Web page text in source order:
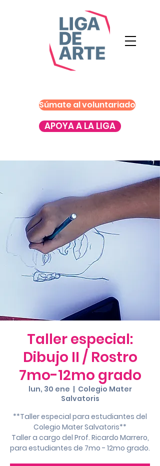
Súmate al voluntariado
APOYA A LA LIGA
Taller especial:
Dibujo II / Rostro
7mo-12mo grado
lun, 30 ene
  |
Colegio Mater
Salvatoris
**Taller especial para estudiantes del
Colegio Mater Salvatoris**
Taller a cargo del Prof. Ricardo Marrero,
para estudiantes de 7mo - 12mo grado.